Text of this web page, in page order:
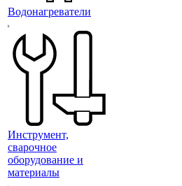
Водонагреватели
Инструмент,
сварочное
оборудование и
материалы